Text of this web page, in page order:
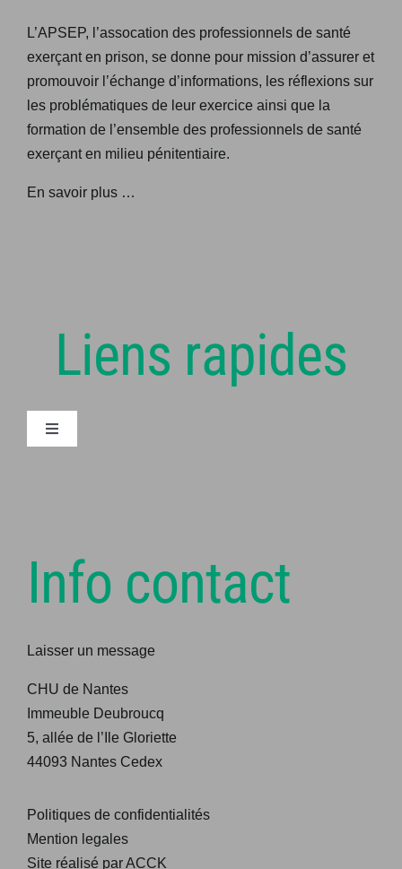
L’APSEP, l’assocation des professionnels de santé
exerçant en prison, se donne pour mission d’assurer et
promouvoir l’échange d’informations, les réflexions sur
les problématiques de leur exercice ainsi que la
formation de l’ensemble des professionnels de santé
exerçant en milieu pénitentiaire.
En savoir plus …
Liens rapides
Navigation
à
Connexion
Adhésion
Contact
Offre d’emploi
Congrès à venir
Info contact
Laisser un message
CHU de Nantes
Immeuble Deubroucq
5, allée de l’Ile Gloriette
44093 Nantes Cedex
Politiques de confidentialités
Mention legales
Site réalisé par ACCK